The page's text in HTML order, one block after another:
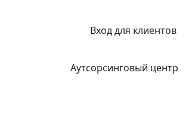
Вход для клиентов
Аутсорсинговый центр